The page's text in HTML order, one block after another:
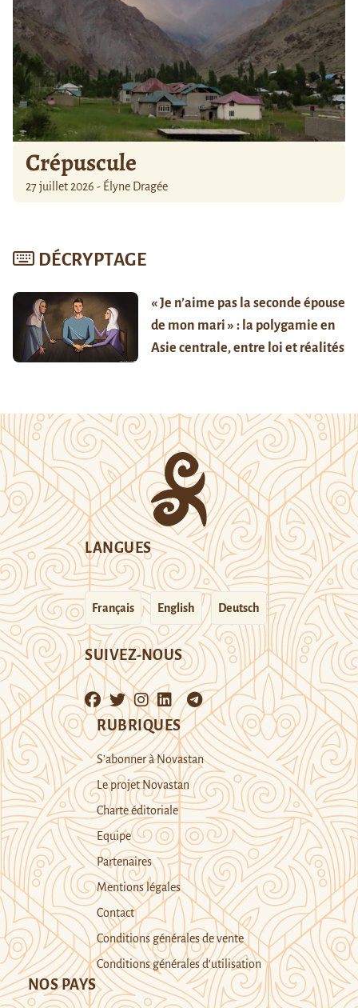
Crépuscule
27 juillet 2026 - Élyne Dragée
DÉCRYPTAGE
« Je n’aime pas la seconde épouse
de mon mari » : la polygamie en
Asie centrale, entre loi et réalités
LANGUES
Français English Deutsch
SUIVEZ-NOUS
RUBRIQUES
S’abonner à Novastan
Le projet Novastan
Charte éditoriale
Equipe
Partenaires
Mentions légales
Contact
Conditions générales de vente
Conditions générales d’utilisation
NOS PAYS